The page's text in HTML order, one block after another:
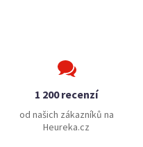
1 200 recenzí
od našich zákazníků na
Heureka.cz